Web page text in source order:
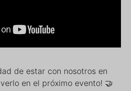
de estar con nosotros en
en el próximo evento! 🤝